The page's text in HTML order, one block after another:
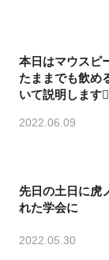
本日はマウスピ
たままでも飲め
いて説明します
2022.06.09
先日の土日に虎
れた学会に
2022.05.30